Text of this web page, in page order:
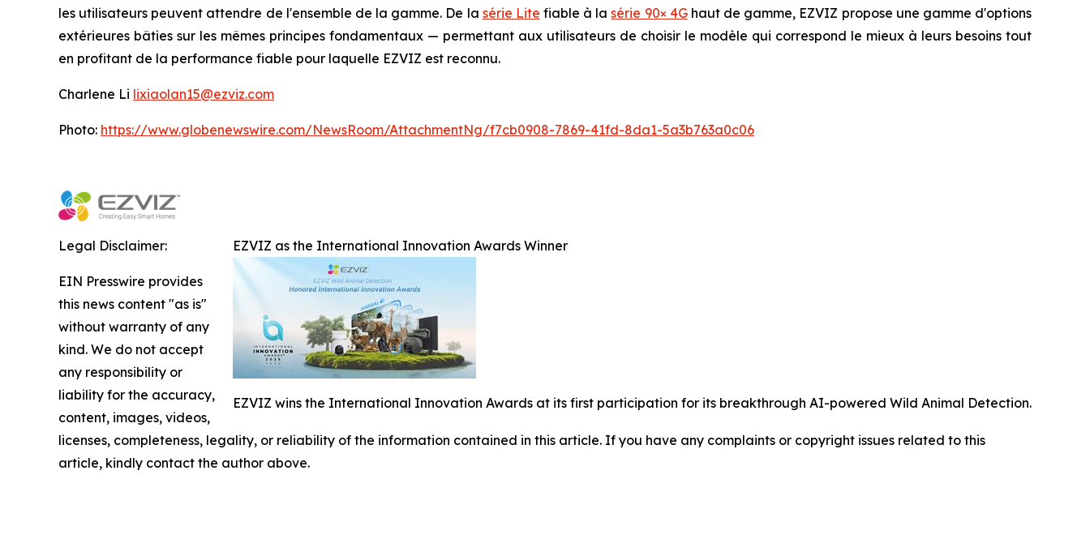
les utilisateurs peuvent attendre de l'ensemble de la gamme. De la série Lite fiable à lasérie 90× 4Ghaut de gamme, EZVIZ propose une gamme d'options
extérieures bâties sur les mêmes principes fondamentaux — permettant aux utilisateurs de choisir le modèle qui correspond le mieux à leurs besoins tout
en profitant de la performance fiable pour laquelle EZVIZ est reconnu.
Charlene Li lixiaolan15@ezviz.com
Photo: https://www.globenewswire.com/NewsRoom/AttachmentNg/f7cb0908-7869-41fd-8da1-5a3b763a0c06
EZVIZ as the International Innovation Awards Winner
EZVIZ wins the International Innovation Awards at its first participation for its breakthrough AI-powered Wild Animal Detection.
Legal Disclaimer:
EIN Presswire provides
this news content "as is"
without warranty of any
kind. We do not accept
any responsibility or
liability for the accuracy,
content, images, videos,
licenses, completeness, legality, or reliability of the information contained in this article. If you have any complaints or copyright issues related to this
article, kindly contact the author above.